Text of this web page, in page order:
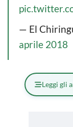
— El
aprile 2018
Leggi gli